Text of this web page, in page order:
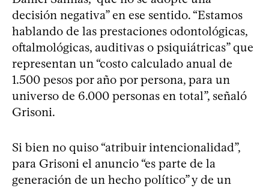
decisión negativa” en ese sentido. “Estamos
hablando de las prestaciones odontológicas,
oftalmológicas, auditivas o psiquiátricas” que
representan un “costo calculado anual de
1.500 pesos por año por persona, para un
universo de 6.000 personas en total”, señaló
Grisoni.
Si bien no quiso “atribuir intencionalidad”,
para Grisoni el anuncio “es parte de la
generación de un hecho político” y de un